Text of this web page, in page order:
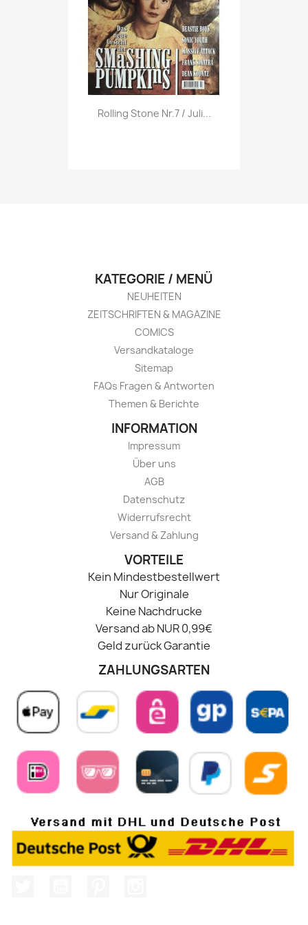
Vorschau
Rolling Stone Nr.7 / Juli...
KATEGORIE / MENÜ
NEUHEITEN
ZEITSCHRIFTEN & MAGAZINE
COMICS
Versandkataloge
Sitemap
FAQs Fragen & Antworten
Themen & Berichte
INFORMATION
Impressum
Über uns
AGB
Datenschutz
Widerrufsrecht
Versand & Zahlung
VORTEILE
Kein Mindestbestellwert
Nur Originale
Keine Nachdrucke
Versand ab NUR 0,99€
Geld zurück Garantie
ZAHLUNGSARTEN